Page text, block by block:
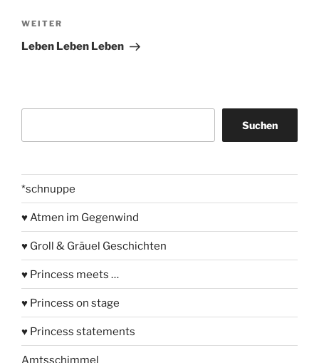
Nächster
Beitrag
WEITER
Leben Leben Leben
Suchen
*schnuppe
♥ Atmen im Gegenwind
♥ Groll & Gräuel Geschichten
♥ Princess meets …
♥ Princess on stage
♥ Princess statements
Amtsschimmel